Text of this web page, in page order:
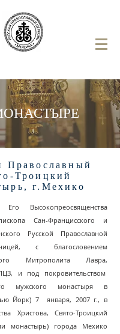
Православный
Троицкий
г.Мехико
Высокопреосвященства
Сан-Францисского и
Русской Православной
с благословением
Митрополита Лавра,
и под покровительством
мужского монастыря в
Йорк) 7 января, 2007 г., в
Христова, Свято-Троицкий
монастырь) города Мехико